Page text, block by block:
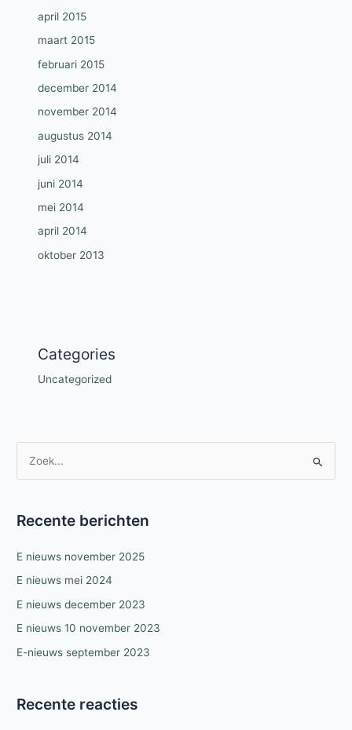
april 2015
maart 2015
februari 2015
december 2014
november 2014
augustus 2014
juli 2014
juni 2014
mei 2014
april 2014
oktober 2013
Categories
Uncategorized
k
a
a
r
Recente berichten
E nieuws november 2025
E nieuws mei 2024
E nieuws december 2023
E nieuws 10 november 2023
E-nieuws september 2023
Recente reacties